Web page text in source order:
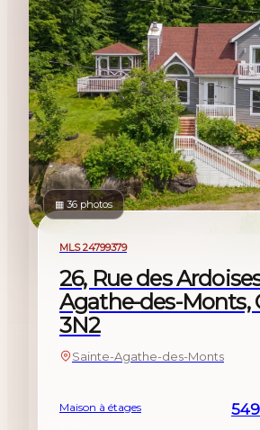
À vendre
▦ 36 photos
MLS 24799379
26, Rue des
Agathe-des-Monts,
3N2
Sainte-Agathe-des-Monts
Maison à étages